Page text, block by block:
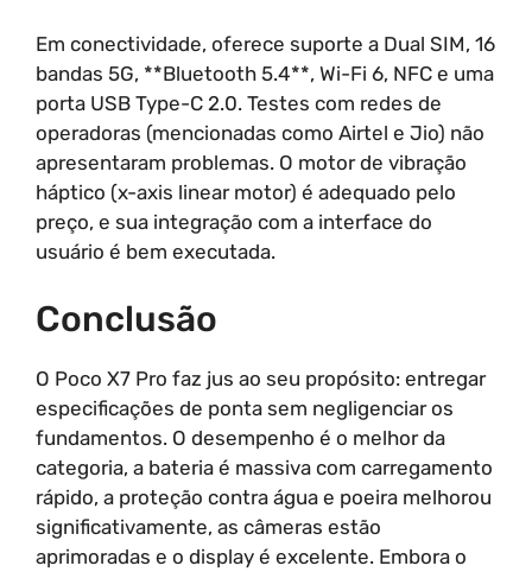
Em conectividade, oferece suporte a Dual SIM, 16
bandas 5G, **Bluetooth 5.4**, Wi-Fi 6, NFC e uma
porta USB Type-C 2.0. Testes com redes de
operadoras (mencionadas como Airtel e Jio) não
apresentaram problemas. O motor de vibração
háptico (x-axis linear motor) é adequado pelo
preço, e sua integração com a interface do
usuário é bem executada.
Conclusão
O Poco X7 Pro faz jus ao seu propósito: entregar
especificações de ponta sem negligenciar os
fundamentos. O desempenho é o melhor da
categoria, a bateria é massiva com carregamento
rápido, a proteção contra água e poeira melhorou
significativamente, as câmeras estão
aprimoradas e o display é excelente. Embora o